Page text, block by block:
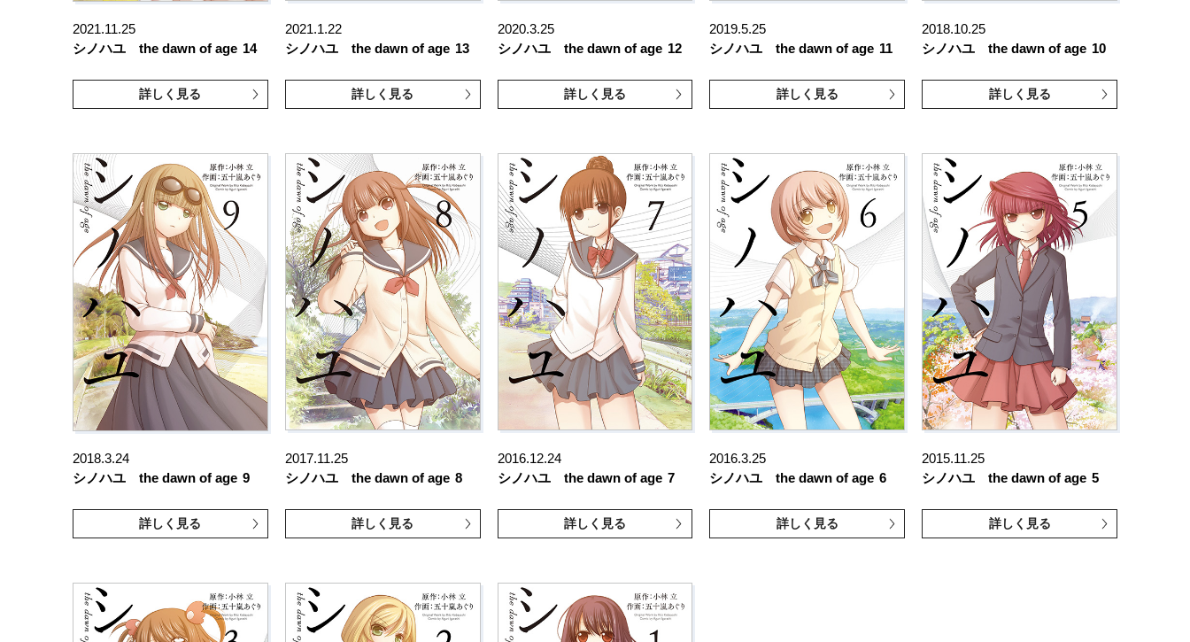
2021.11.25
シノハユ the dawn of age 14
詳しく見る
2021.1.22
シノハユ the dawn of age 13
詳しく見る
2020.3.25
シノハユ the dawn of age 12
詳しく見る
2019.5.25
シノハユ the dawn of age 11
詳しく見る
2018.10.25
シノハユ the dawn of age 10
詳しく見る
2018.3.24
シノハユ the dawn of age 9
詳しく見る
2017.11.25
シノハユ the dawn of age 8
詳しく見る
2016.12.24
シノハユ the dawn of age 7
詳しく見る
2016.3.25
シノハユ the dawn of age 6
詳しく見る
2015.11.25
シノハユ the dawn of age 5
詳しく見る